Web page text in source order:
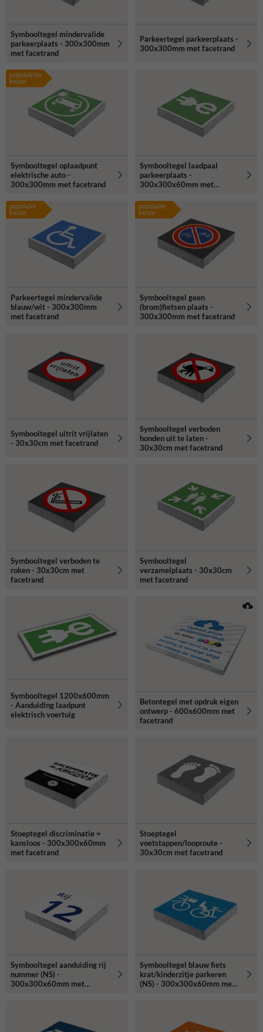
Symbooltegel mindervalide
parkeerplaats - 300x300mm
met facetrand
Parkeertegel parkeerplaats -
300x300mm met facetrand
populairste
keuze
Symbooltegel oplaadpunt
elektrische auto -
300x300mm met facetrand
Symbooltegel laadpaal
parkeerplaats -
300x300x60mm met
populaire
keuze
Parkeertegel mindervalide
blauw/wit - 300x300mm
met facetrand
populaire
keuze
Symbooltegel geen
(brom)fietsen plaats -
300x300mm met facetrand
Symbooltegel uitrit vrijlaten
- 30x30cm met facetrand
Symbooltegel verboden
honden uit te laten -
30x30cm met facetrand
Symbooltegel verboden te
roken - 30x30cm met
facetrand
Symbooltegel
verzamelplaats - 30x30cm
met facetrand
Symbooltegel 1200x600mm
- Aanduiding laadpunt
elektrisch voertuig
Betontegel met opdruk eigen
ontwerp - 600x600mm met
facetrand
Stoeptegel discriminatie =
kansloos - 300x300x60mm
met facetrand
Stoeptegel
voetstappen/looproute -
30x30cm met facetrand
Symbooltegel aanduiding rij
nummer (NS) -
300x300x60mm met
Symbooltegel blauw fiets
krat/kinderzitje parkeren
(NS) - 300x300x60mm met